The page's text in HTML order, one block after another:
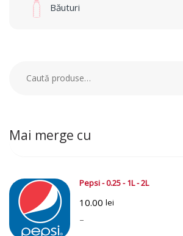
Băuturi
Caută:
Mai merge cu
Pepsi - 0.25 - 1L - 2L
10.00 lei
–